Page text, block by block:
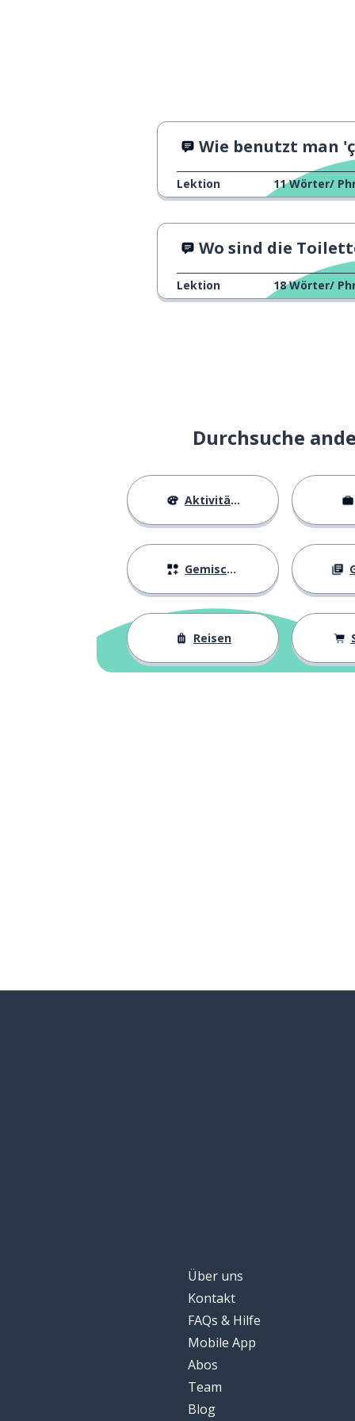
Wie benutzt man 'ça te plait ?'
Lektion 11 Wörter/
Wo sind die Toiletten?
Lektion 18 Wörter/
Durchsuche
Aktivitäten
Gemischtes
Reisen
Über uns
Kontakt
FAQs & Hilfe
Mobile App
Abos
Team
Blog